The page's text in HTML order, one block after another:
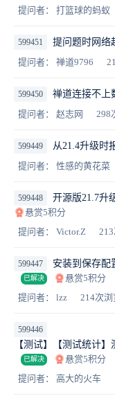
提问者： 打篮球的蚂蚁
599451 提问题时网络
提问者： 禅道9796
599450 禅道连接不上
提问者： 赵志网
298
599449 从21.4升级时
提问者： 性感的黄花菜
599448 开源版21.7升
悬赏5积分
提问者： Victor.Z
599447 安装到保存配
已解决
悬赏5积分
提问者： lzz
214次
599446
【测试】【测试统计
已解决
悬赏5积分
提问者： 高大的火车